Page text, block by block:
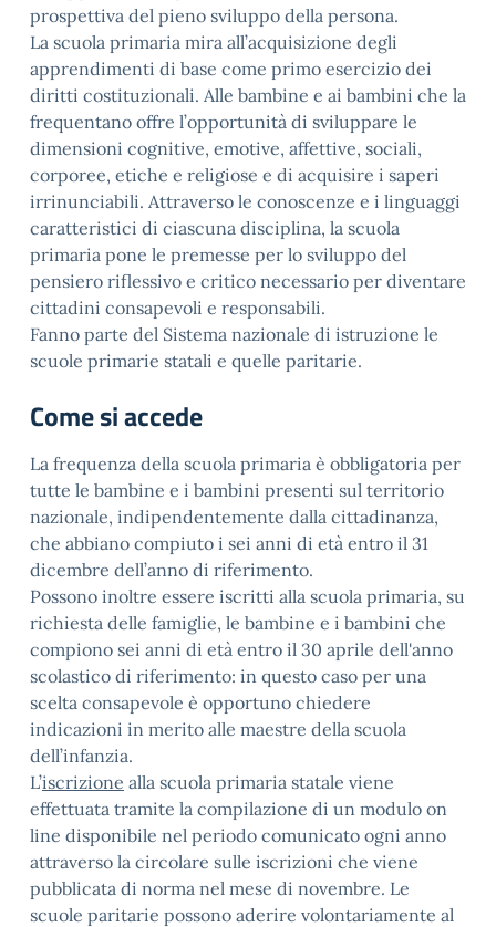
prospettiva del pieno sviluppo della persona.
La scuola primaria mira all’acquisizione degli
apprendimenti di base come primo esercizio dei
diritti costituzionali. Alle bambine e ai bambini che la
frequentano offre l’opportunità di sviluppare le
dimensioni cognitive, emotive, affettive, sociali,
corporee, etiche e religiose e di acquisire i saperi
irrinunciabili. Attraverso le conoscenze e i linguaggi
caratteristici di ciascuna disciplina, la scuola
primaria pone le premesse per lo sviluppo del
pensiero riflessivo e critico necessario per diventare
cittadini consapevoli e responsabili.
Fanno parte del Sistema nazionale di istruzione le
scuole primarie statali e quelle paritarie.
Come si accede
La frequenza della scuola primaria è obbligatoria per
tutte le bambine e i bambini presenti sul territorio
nazionale, indipendentemente dalla cittadinanza,
che abbiano compiuto i sei anni di età entro il 31
dicembre dell’anno di riferimento.
Possono inoltre essere iscritti alla scuola primaria, su
richiesta delle famiglie, le bambine e i bambini che
compiono sei anni di età entro il 30 aprile dell'anno
scolastico di riferimento: in questo caso per una
scelta consapevole è opportuno chiedere
indicazioni in merito alle maestre della scuola
dell’infanzia.
L’iscrizione alla scuola primaria statale viene
effettuata tramite la compilazione di un modulo on
line disponibile nel periodo comunicato ogni anno
attraverso la circolare sulle iscrizioni che viene
pubblicata di norma nel mese di novembre. Le
scuole paritarie possono aderire volontariamente al